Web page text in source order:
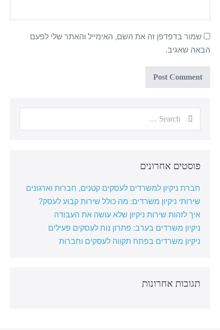
שמור בדפדפן זה את השם, האימייל והאתר שלי לפעם
הבאה שאגיב.
פוסטים אחרונים
חברת ניקיון למשרדים לעסקים קטנים, חברות וארגונים
שירותי ניקיון משרדים: מה כולל שירות קבוע לעסק?
איך לזהות שירות ניקיון שלא עושה את העבודה
ניקיון משרדים בערב: פתרון נוח לעסקים פעילים
ניקיון משרדים בפתח תקווה לעסקים וחברות
תגובות אחרונות